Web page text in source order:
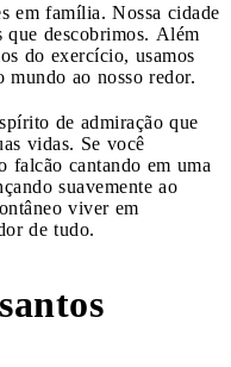
em família. Nossa cidade
que descobrimos. Além
do exercício, usamos
mundo ao nosso redor.
de admiração que
vidas. Se você
falcão cantando em uma
suavemente ao
viver em
de tudo.